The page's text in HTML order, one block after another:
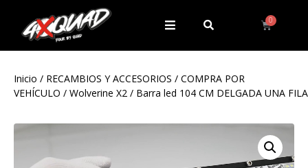
Inicio / RECAMBIOS Y ACCESORIOS / COMPRA POR
VEHÍCULO / Wolverine X2 / Barra led 104 CM DELGADA UNA FILA